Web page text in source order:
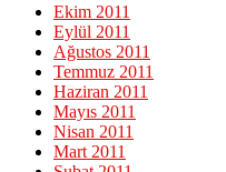
Ekim 2011
Eylül 2011
Ağustos 2011
Temmuz 2011
Haziran 2011
Mayıs 2011
Nisan 2011
Mart 2011